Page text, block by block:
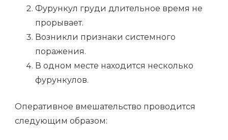
Фурункул груди длительное время не
прорывает.
Возникли признаки системного
поражения.
В одном месте находится несколько
фурункулов.
Оперативное вмешательство проводится
следующим образом: